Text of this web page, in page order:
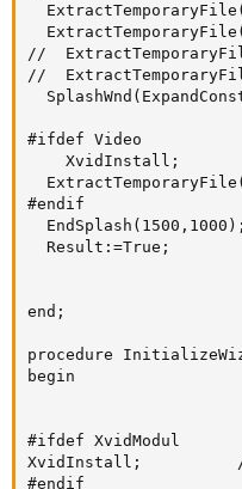
//
//
#ifdef Video
    XvidInstall;
#endif
  EndSplash(1500,1000);
  Result:=True;
end;
procedure
begin
#ifdef XvidModul
XvidInstall;          //
#endif